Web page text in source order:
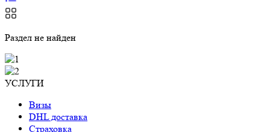
Раздел не найден
УСЛУГИ
Визы
DHL доставка
Страховка